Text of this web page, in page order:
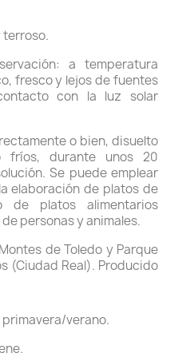
terroso.
a temperatura
fresco y lejos de fuentes
con la luz solar
o bien, disuelto
durante unos 20
Se puede emplear
elaboración de platos de
platos alimentarios
personas y animales.
de Toledo y Parque
(Ciudad Real). Producido
verano.